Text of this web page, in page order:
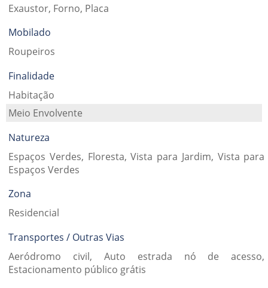
Exaustor, Forno, Placa
Mobilado
Roupeiros
Finalidade
Habitação
Meio Envolvente
Natureza
Espaços Verdes, Floresta, Vista para Jardim, Vista para
Espaços Verdes
Zona
Residencial
Transportes / Outras Vias
Aeródromo civil, Auto estrada nó de acesso,
Estacionamento público grátis